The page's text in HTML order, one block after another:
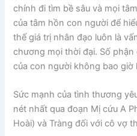
chính đi tìm bề sâu và mọi
của tâm hồn con người để
thế giá trị nhân đạo luôn là
chương mọi thời đại. Số
của con người không bao giờ
Sức mạnh của tình thương
nét nhất qua đoạn Mị cứu A
Hoài) và Tràng đối với cô vợ